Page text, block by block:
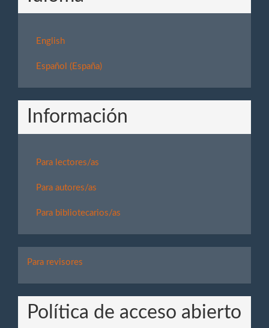
English
Español (España)
Información
Para lectores/as
Para autores/as
Para bibliotecarios/as
Para
Revisores
Para revisores
Política de acceso abierto